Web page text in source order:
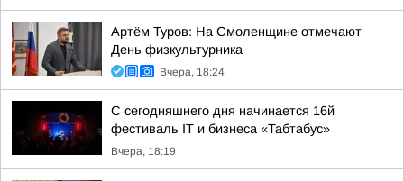
Артём Туров: На Смоленщине отмечают
День физкультурника
Вчера, 18:24
С сегодняшнего дня начинается 16й
фестиваль IT и бизнеса «Табтабус»
Вчера, 18:19